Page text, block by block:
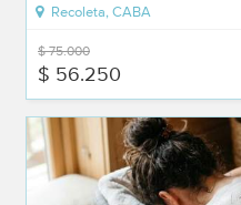
Recoleta, CABA
$ 75.000
$ 56.250